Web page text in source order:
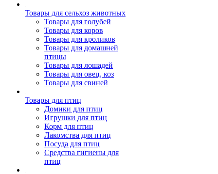
Товары для сельхоз животных
Товары для голубей
Товары для коров
Товары для кроликов
Товары для домашней
птицы
Товары для лошадей
Товары для овец, коз
Товары для свиней
Товары для птиц
Домики для птиц
Игрушки для птиц
Корм для птиц
Лакомства для птиц
Посуда для птиц
Средства гигиены для
птиц